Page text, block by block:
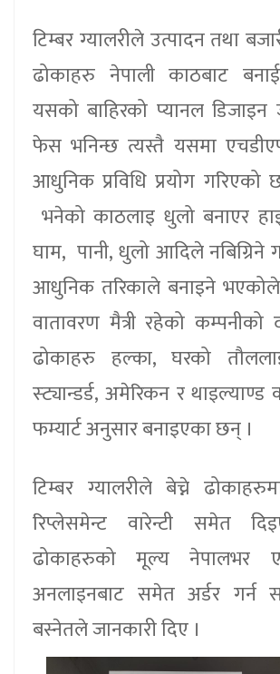
टिम्बर ग्यालरीले उत्पादन तथा
ढोकाहरु नेपाली काठबाट
यसको बाहिरको प्यानल
फेस भनिन्छ त्यस्तै यसमा
आधुनिक प्रविधि प्रयोग
भनेको काठलाइ धुलो बनाएर
घाम, पानी, धुलो आदिले नबिग्रिने
आधुनिक तरिकाले बनाइने
वातावरण मैत्री रहेको कम्पनीको
ढोकाहरु हल्का, घरको
स्ट्यान्डर्ड, अमेरिकन र
फम्यार्ट अनुसार बनाइएका छन् ।
टिम्बर ग्यालरीले बेच्ने
रिप्लेसमेन्ट वारेन्टी समेत
ढोकाहरुको मूल्य
अनलाइनबाट समेत अर्डर गर्न
बस्नेतले जानकारी दिए ।